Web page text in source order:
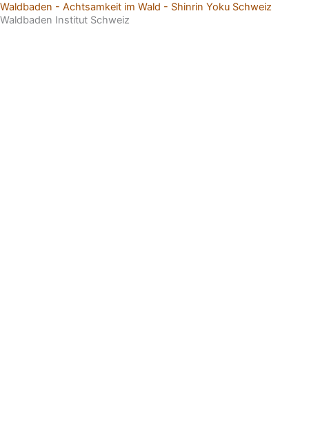
Zum
Inhalt
Waldbaden - Achtsamkeit im Wald - Shinrin Yoku Schweiz
Waldbaden Institut Schweiz